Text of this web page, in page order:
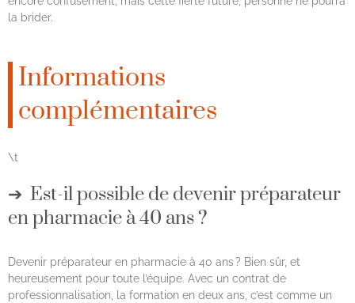
la brider.
Informations
complémentaires
\t
Est-il possible de devenir préparateur
en pharmacie à 40 ans ?
Devenir préparateur en pharmacie à 40 ans ? Bien sûr, et
heureusement pour toute l’équipe. Avec un contrat de
professionnalisation, la formation en deux ans, c’est comme un